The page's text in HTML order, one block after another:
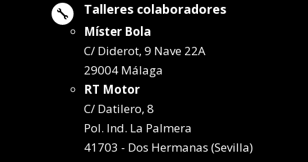
 Talleres colaboradores
Míster Bola
C/ Diderot, 9 Nave 22A
29004 Málaga
RT Motor
C/ Datilero, 8
Pol. Ind. La Palmera
41703 - Dos Hermanas (Sevilla)